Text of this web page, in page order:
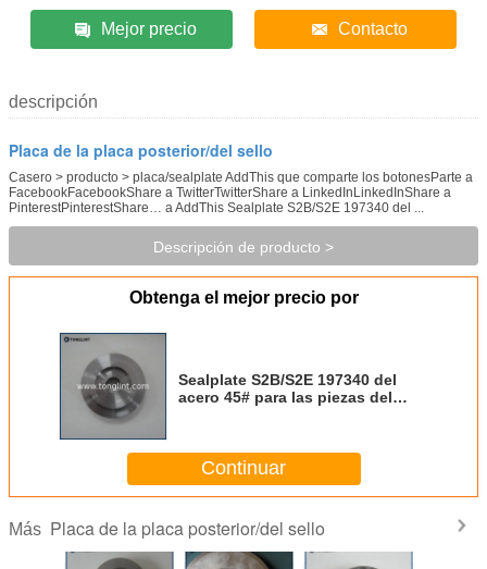
Mejor precio Contacto
descripción
Placa de la placa posterior/del sello
Casero > producto > placa/sealplate AddThis que comparte los botonesParte a
FacebookFacebookShare a TwitterTwitterShare a LinkedInLinkedInShare a
PinterestPinterestShare… a AddThis Sealplate S2B/S2E 197340 del ...
Descripción de producto >
Obtenga el mejor precio por
Sealplate S2B/S2E 197340 del
acero 45# para las piezas del
Continuar
Más Placa de la placa posterior/del sello